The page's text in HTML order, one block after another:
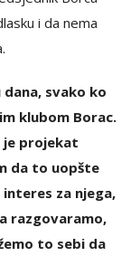
i da nema
svako ko
klubom Borac.
je projekat
da to uopšte
za njega,
razgovaramo,
to sebi da